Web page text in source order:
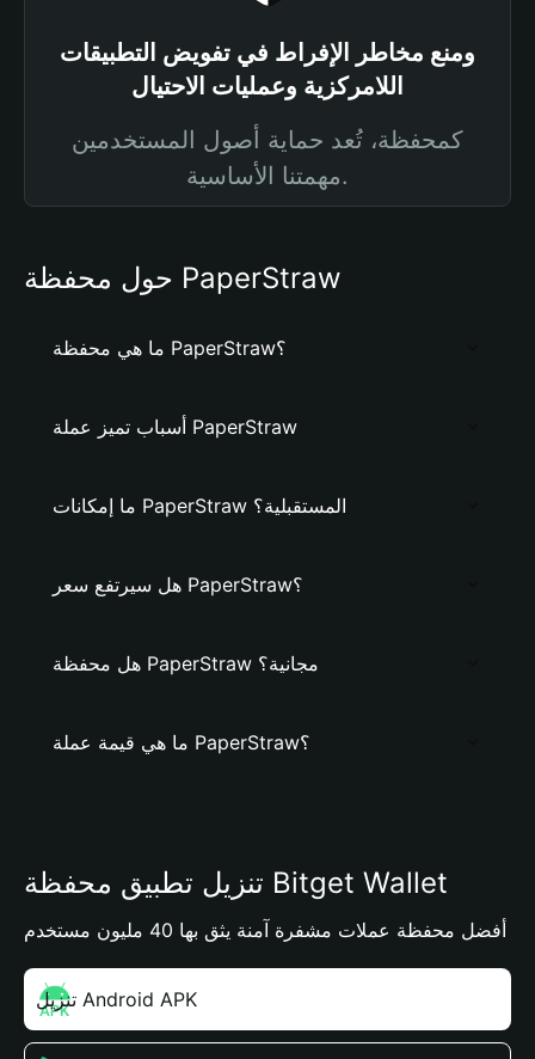
ومنع مخاطر الإفراط في تفويض التطبيقات
اللامركزية وعمليات الاحتيال
كمحفظة، تُعد حماية أصول المستخدمين
مهمتنا الأساسية.
حول محفظة PaperStraw
ما هي محفظة PaperStraw؟
أسباب تميز عملة PaperStraw
ما إمكانات PaperStraw المستقبلية؟
هل سيرتفع سعر PaperStraw؟
هل محفظة PaperStraw مجانية؟
ما هي قيمة عملة PaperStraw؟
تنزيل تطبيق محفظة Bitget Wallet
أفضل محفظة عملات مشفرة آمنة يثق بها 40 مليون مستخدم
تنزيل Android APK